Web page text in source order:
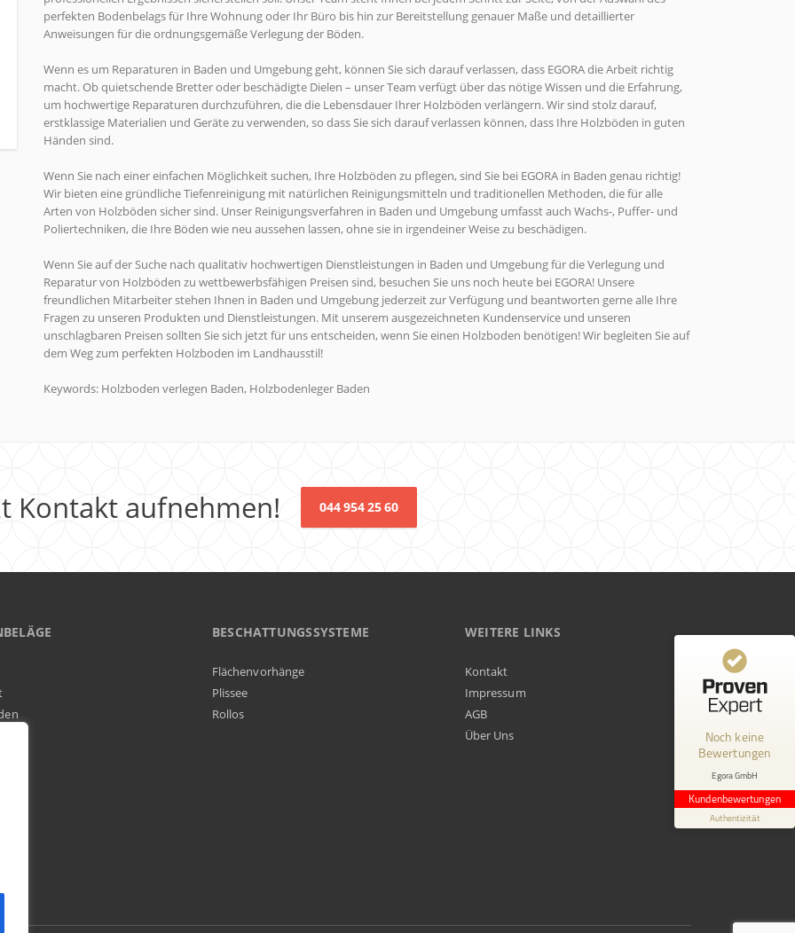
perfekten Bodenbelags für Ihre Wohnung oder Ihr Büro bis hin zur Bereitstellung genauer Maße und detaillierter
Anweisungen für die ordnungsgemäße Verlegung der Böden.
Wenn es um Reparaturen in Baden und Umgebung geht, können Sie sich darauf verlassen, dass EGORA die Arbeit richtig
macht. Ob quietschende Bretter oder beschädigte Dielen – unser Team verfügt über das nötige Wissen und die Erfahrung,
um hochwertige Reparaturen durchzuführen, die die Lebensdauer Ihrer Holzböden verlängern. Wir sind stolz darauf,
erstklassige Materialien und Geräte zu verwenden, so dass Sie sich darauf verlassen können, dass Ihre Holzböden in guten
Händen sind.
Wenn Sie nach einer einfachen Möglichkeit suchen, Ihre Holzböden zu pflegen, sind Sie bei EGORA in Baden genau richtig!
Wir bieten eine gründliche Tiefenreinigung mit natürlichen Reinigungsmitteln und traditionellen Methoden, die für alle
Arten von Holzböden sicher sind. Unser Reinigungsverfahren in Baden und Umgebung umfasst auch Wachs-, Puffer- und
Poliertechniken, die Ihre Böden wie neu aussehen lassen, ohne sie in irgendeiner Weise zu beschädigen.
Wenn Sie auf der Suche nach qualitativ hochwertigen Dienstleistungen in Baden und Umgebung für die Verlegung und
Reparatur von Holzböden zu wettbewerbsfähigen Preisen sind, besuchen Sie uns noch heute bei EGORA! Unsere
freundlichen Mitarbeiter stehen Ihnen in Baden und Umgebung jederzeit zur Verfügung und beantworten gerne alle Ihre
Fragen zu unseren Produkten und Dienstleistungen. Mit unserem ausgezeichneten Kundenservice und unseren
unschlagbaren Preisen sollten Sie sich jetzt für uns entscheiden, wenn Sie einen Holzboden benötigen! Wir begleiten Sie auf
dem Weg zum perfekten Holzboden im Landhausstil!
Keywords: Holzboden verlegen Baden, Holzbodenleger Baden
Kontakt aufnehmen! 044 954 25 60
BESCHATTUNGSSYSTEME
Flächenvorhänge
Plissee
Rollos
WEITERE LINKS
Kontakt
Impressum
AGB
Über Uns
Noch keine
Bewertungen
Egora GmbH
Kundenbewertungen
Authentizität
Kundenbewertungen und Erfahrungen zu
Erfahren Sie mehr über dieses Bewertungssiegel
1.1.1970